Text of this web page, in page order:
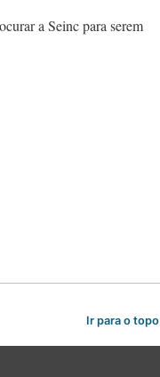
a Seinc para serem
Ir para o topo